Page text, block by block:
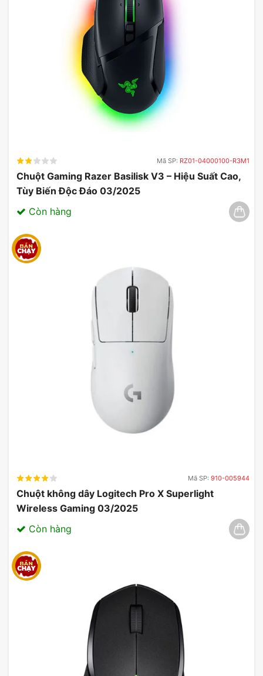
Bạn có thể đặt mua sản phẩm này tại website hoặc
đến showroom Mygaer gần nhất để được tư vấn và
nhận các chương trình khuyến mãi hấp dẫn.
Mã SP: RZ01-04000100-R3M1
Chuột Gaming Razer Basilisk V3 – Hiệu Suất Cao,
Tùy Biến Độc Đáo 03/2025
Còn hàng
Mã SP: 910-005944
Chuột không dây Logitech Pro X Superlight
Wireless Gaming 03/2025
Còn hàng